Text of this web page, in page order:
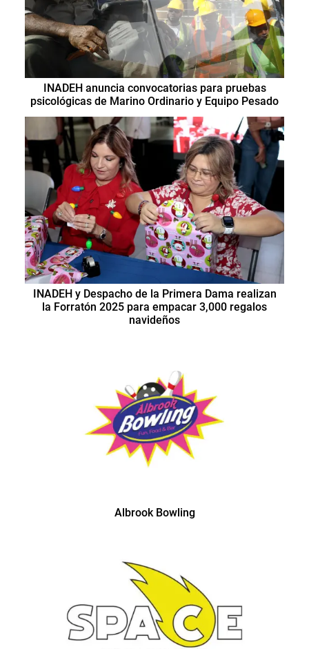
INADEH anuncia convocatorias para pruebas
psicológicas de Marino Ordinario y Equipo Pesado
INADEH y Despacho de la Primera Dama realizan
la Forratón 2025 para empacar 3,000 regalos
navideños
Albrook Bowling